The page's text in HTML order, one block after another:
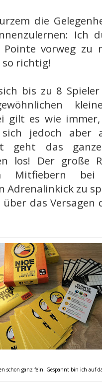
die
Ich
vorweg zu
so richtig!
bis zu 8
gilt es wie
jedoch aber
geht das
los! Der große
bei
Adrenalinkick zu
das Versagen
schon ganz fein. Gespannt bin ich auf